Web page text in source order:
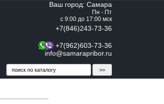
Ваш город: Самара
Пн - Пт
с 9:00 до 17:00 мск
+7(846)243-73-36
+7(962)603-73-36
info@samarapribor.ru